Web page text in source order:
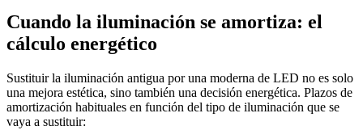
Cuando la iluminación se amortiza: el
cálculo energético
Sustituir la iluminación antigua por una moderna de LED no es solo
una mejora estética, sino también una decisión energética. Plazos de
amortización habituales en función del tipo de iluminación que se
vaya a sustituir:
Send email
Same-day reply